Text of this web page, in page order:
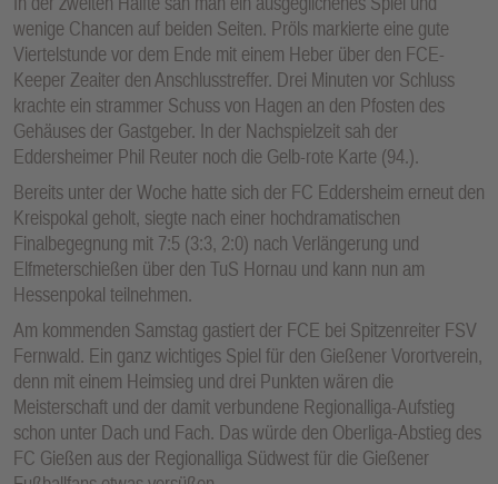
wenige Chancen auf beiden Seiten. Pröls markierte eine gute
Viertelstunde vor dem Ende mit einem Heber über den FCE-
Keeper Zeaiter den Anschlusstreffer. Drei Minuten vor Schluss
krachte ein strammer Schuss von Hagen an den Pfosten des
Gehäuses der Gastgeber. In der Nachspielzeit sah der
Eddersheimer Phil Reuter noch die Gelb-rote Karte (94.).
Bereits unter der Woche hatte sich der FC Eddersheim erneut den
Kreispokal geholt, siegte nach einer hochdramatischen
Finalbegegnung mit 7:5 (3:3, 2:0) nach Verlängerung und
Elfmeterschießen über den TuS Hornau und kann nun am
Hessenpokal teilnehmen.
Am kommenden Samstag gastiert der FCE bei Spitzenreiter FSV
Fernwald. Ein ganz wichtiges Spiel für den Gießener Vorortverein,
denn mit einem Heimsieg und drei Punkten wären die
Meisterschaft und der damit verbundene Regionalliga-Aufstieg
schon unter Dach und Fach. Das würde den Oberliga-Abstieg des
FC Gießen aus der Regionalliga Südwest für die Gießener